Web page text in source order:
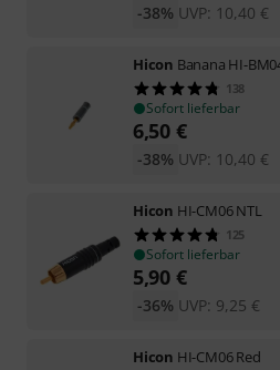
UVP: 10,40 €
-38%
Hicon Banana HI-
138
Sofort lieferbar
6,50 €
UVP: 10,40 €
-38%
Hicon HI-CM06 NTL
125
Sofort lieferbar
5,90 €
UVP: 9,25 €
-36%
Hicon HI-CM06 Red